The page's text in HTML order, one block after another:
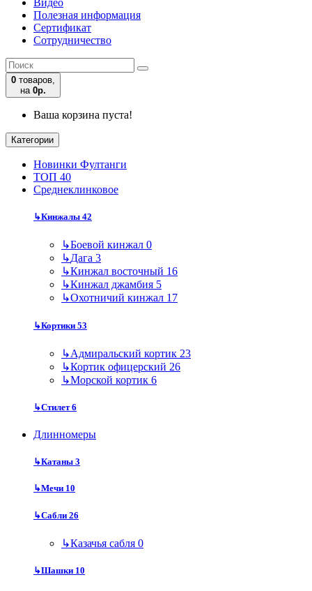
Видео
Полезная информация
Сертификат
Сотрудничество
0 товаров,
на 0р.
Ваша корзина пуста!
Категории
Новинки Фултанги
ТОП 40
Среднеклинковое
↳Кинжалы 42
↳Боевой кинжал 0
↳Дага 3
↳Кинжал восточный 16
↳Кинжал джамбия 5
↳Охотничий кинжал 17
↳Кортики 53
↳Адмиральский кортик 23
↳Кортик офицерский 26
↳Морской кортик 6
↳Стилет6
Длинномеры
↳Катаны 3
↳Мечи 10
↳Сабли 26
↳Казачья сабля 0
↳Шашки 10